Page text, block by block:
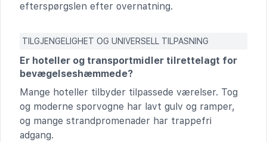
efterspørgslen efter overnatning.
TILGJENGELIGHET OG UNIVERSELL TILPASNING
Er hoteller og transportmidler tilrettelagt for
bevægelseshæmmede?
Mange hoteller tilbyder tilpassede værelser. Tog
og moderne sporvogne har lavt gulv og ramper,
og mange strandpromenader har trappefri
adgang.